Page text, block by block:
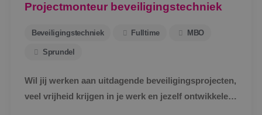
Projectmonteur beveiligingstechniek
Beveiligingstechniek Fulltime MBO
Sprundel
Wil jij werken aan uitdagende beveiligingsprojecten,
veel vrijheid krijgen in je werk en jezelf ontwikkelen